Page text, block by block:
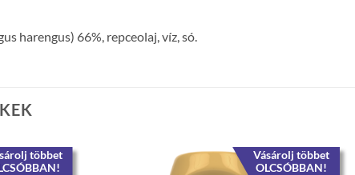
harengus) 66%, repceolaj, víz, só.
többet
Vásárolj többet
OLCSÓBBAN!